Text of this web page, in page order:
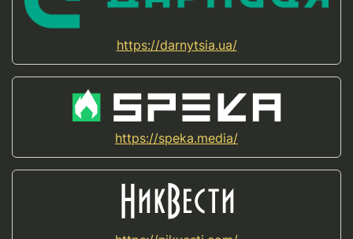
https://darnytsia.ua/
https://speka.media/